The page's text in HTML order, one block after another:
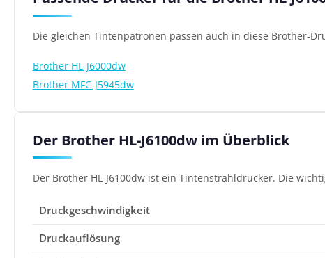
Die gleichen Tintenpatronen passen auch in diese Brother-
Brother HL-J6000dw
Brother MFC-J5945dw
Der Brother HL-J6100dw im Überblick
Der Brother HL-J6100dw ist ein Tintenstrahldrucker. Die
Druckgeschwindigkeit
Druckauflösung